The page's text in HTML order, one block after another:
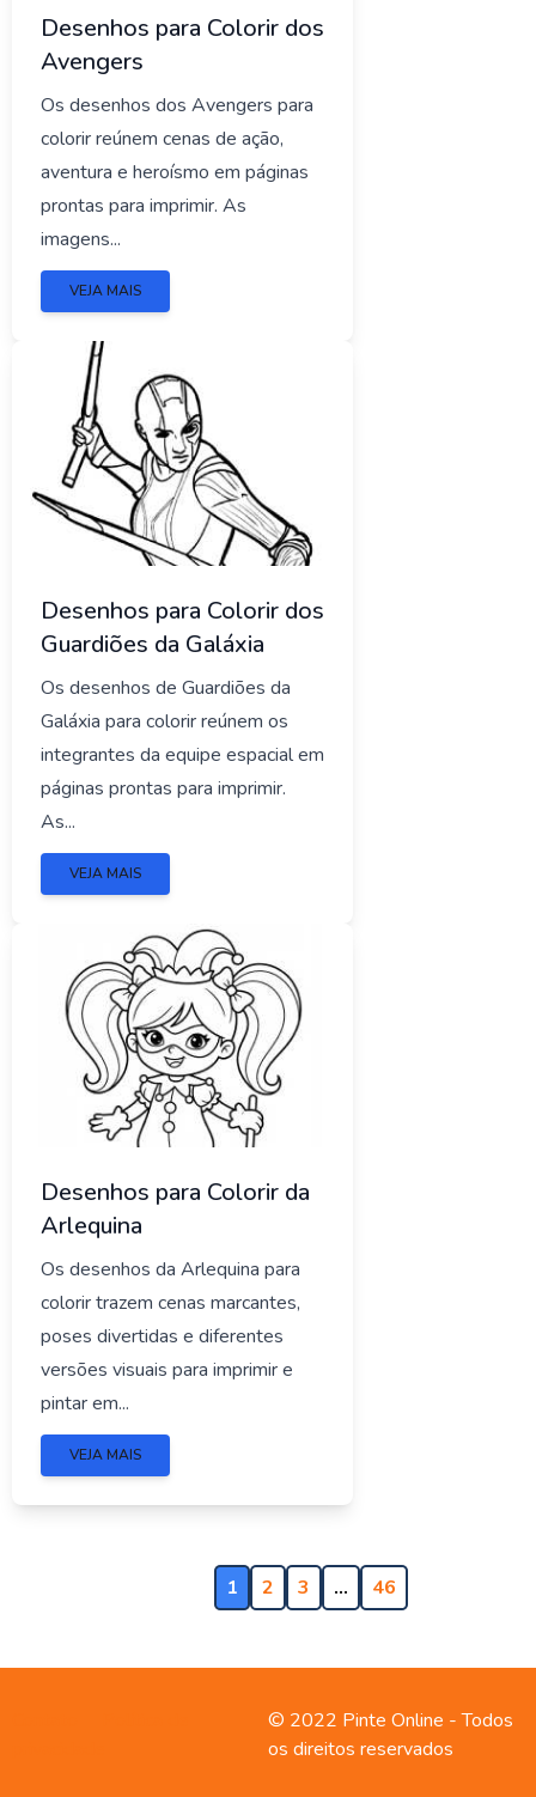
Desenhos para Colorir dos
Avengers
Os desenhos dos Avengers para
colorir reúnem cenas de ação,
aventura e heroísmo em páginas
prontas para imprimir. As
imagens...
VEJA MAIS
Desenhos para Colorir dos
Guardiões da Galáxia
Os desenhos de Guardiões da
Galáxia para colorir reúnem os
integrantes da equipe espacial em
páginas prontas para imprimir.
As...
VEJA MAIS
Desenhos para Colorir da
Arlequina
Os desenhos da Arlequina para
colorir trazem cenas marcantes,
poses divertidas e diferentes
versões visuais para imprimir e
pintar em...
VEJA MAIS
1 2 3 … 46
© 2022 Pinte Online - Todos
os direitos reservados